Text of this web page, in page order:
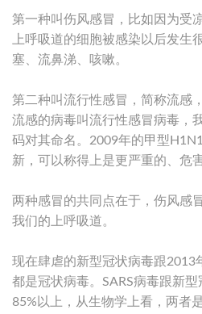
第一种叫伤风感冒，比如因为受
上呼吸道的细胞被感染以后发生
塞、流鼻涕、咳嗽。
第二种叫流行性感冒，简称流感
流感的病毒叫流行性感冒病毒，
码对其命名。2009年的甲型
新，可以称得上是更严重的、危
两种感冒的共同点在于，伤风感
我们的上呼吸道。
现在肆虐的新型冠状病毒跟2013
都是冠状病毒。SARS病毒跟新
85%以上，从生物学上看，两者